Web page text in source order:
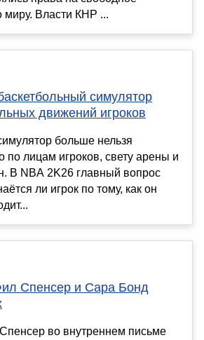
Власти КНР ...
симулятор
движений игроков
больше нельзя
по лицам игроков, свету арены и
В NBA 2K26 главный вопрос
ли игрок по тому, как он
Спенсер и Сара Бонд
во внутреннем письме